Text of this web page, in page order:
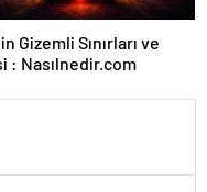
Gizemli Sınırları ve
: Nasılnedir.com